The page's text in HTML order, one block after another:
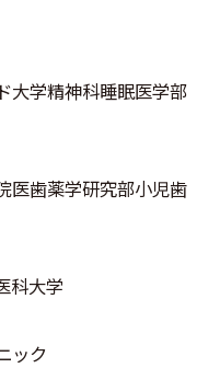
大学精神科睡眠医学部
医歯薬学研究部小児歯
科大学
ック